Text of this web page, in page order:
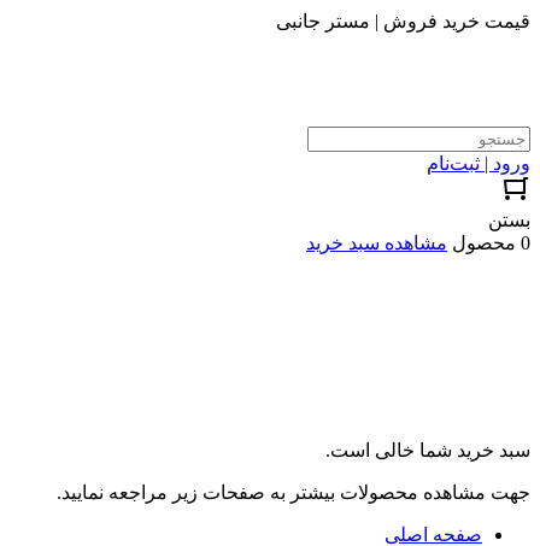
قیمت خرید فروش | مستر جانبی
ورود | ثبت‌نام
بستن
0 محصول
مشاهده سبد خرید
سبد خرید شما خالی است.
جهت مشاهده محصولات بیشتر به صفحات زیر مراجعه نمایید.
صفحه اصلی